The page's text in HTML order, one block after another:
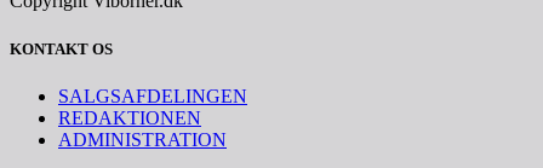
KONTAKT OS
SALGSAFDELINGEN
REDAKTIONEN
ADMINISTRATION